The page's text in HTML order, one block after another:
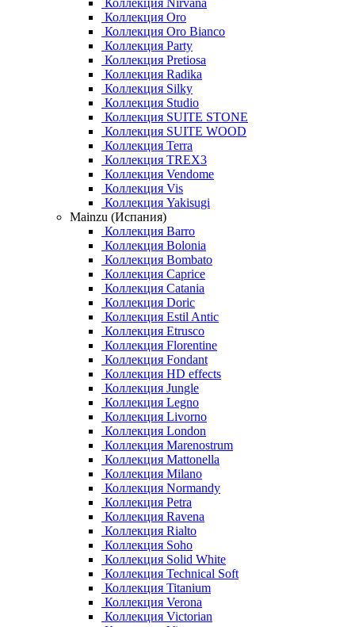
Коллекция Nirvana
Коллекция Oro
Коллекция Oro Bianco
Коллекция Party
Коллекция Pretiosa
Коллекция Radika
Коллекция Silky
Коллекция Studio
Коллекция SUITE STONE
Коллекция SUITE WOOD
Коллекция Terra
Коллекция TREX3
Коллекция Vendome
Коллекция Vis
Коллекция Yakisugi
Mainzu (Испания)
Коллекция Barro
Коллекция Bolonia
Коллекция Bombato
Коллекция Caprice
Коллекция Catania
Коллекция Doric
Коллекция Estil Antic
Коллекция Etrusco
Коллекция Florentine
Коллекция Fondant
Коллекция HD effects
Коллекция Jungle
Коллекция Legno
Коллекция Livorno
Коллекция London
Коллекция Marenostrum
Коллекция Mattonella
Коллекция Milano
Коллекция Normandy
Коллекция Petra
Коллекция Ravena
Коллекция Rialto
Коллекция Soho
Коллекция Solid White
Коллекция Technical Soft
Коллекция Titanium
Коллекция Verona
Коллекция Victorian